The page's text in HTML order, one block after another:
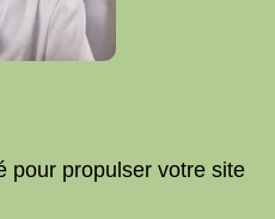
pour propulser votre site